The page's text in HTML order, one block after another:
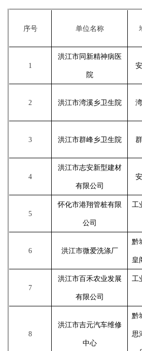
序号 单位名称
1
洪江市同新精神病医
院
2 洪江市湾溪乡卫生院
3 洪江市群峰乡卫生院
4
洪江市志安新型建材
有限公司
5
怀化市港翔管桩有限
公司
工
6 洪江市微爱洗涤厂
黔
皇
7
洪江市百禾农业发展
有限公司
工
8
洪江市吉元汽车维修
中心
黔
思